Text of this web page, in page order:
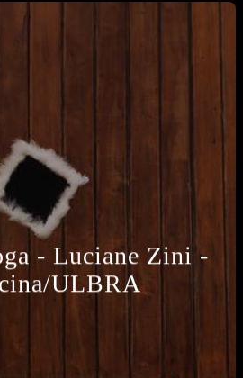
- Luciane Zini -
ULBRA